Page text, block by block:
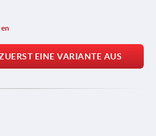
EINE VARIANTE AUS